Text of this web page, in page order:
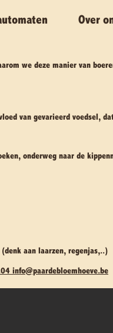
Over
we deze manier van
van gevarieerd voedsel,
onderweg naar de
aan laarzen, regenjas,..)
info@paardebloemhoeve.be